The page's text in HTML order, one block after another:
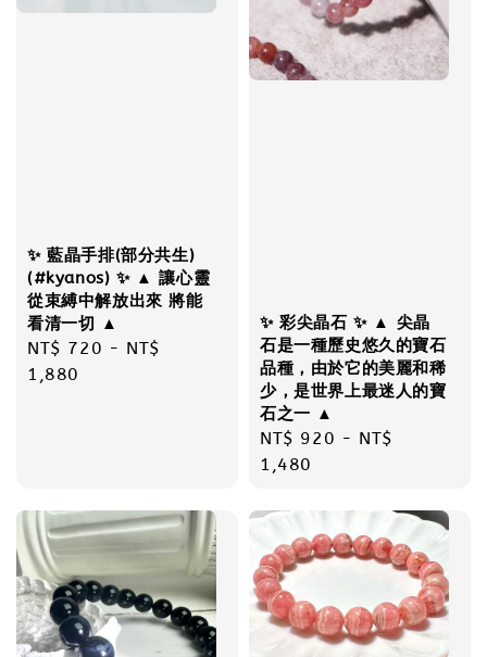
✨ 藍晶手排(部分共生)
(#kyanos) ✨ ▲ 讓心靈
從束縛中解放出來 將能
看清一切 ▲
Regular
price
NT$ 720 - NT$
1,880
✨ 彩尖晶石 ✨ ▲ 尖晶
石是一種歷史悠久的寶石
品種，由於它的美麗和稀
少，是世界上最迷人的寶
石之一 ▲
Regular
price
NT$ 920 - NT$
1,480